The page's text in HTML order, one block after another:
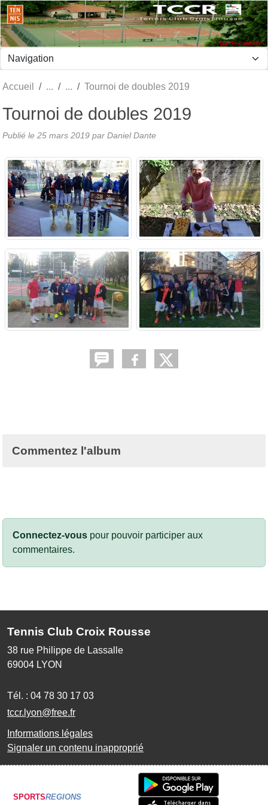
Accueil Tournoi de doubles 2019
Tournoi de doubles 2019
Publié le 25 mars 2019 par Daniel Dante
Commentez l'album
Connectez-vous pour pouvoir participer aux
commentaires.
Tennis Club Croix Rousse
38 rue Philippe de Lassalle
69004 LYON
Tél. : 04 78 30 17 03
tccr.lyon@free.fr
Informations légales
Signaler un contenu inapproprié
SPORTSREGIONS
Panneau de gestion des cookies